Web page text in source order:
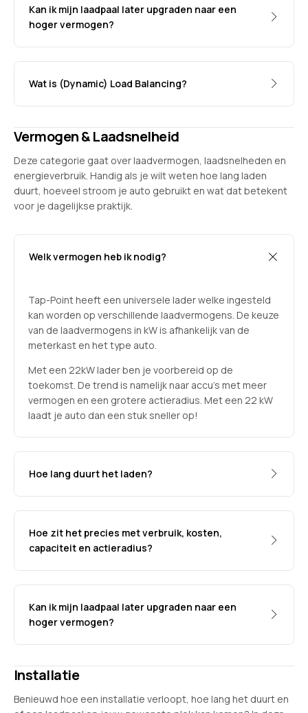
Kan ik mijn laadpaal later upgraden naar een
hoger vermogen?
Wat is (Dynamic) Load Balancing?
Vermogen & Laadsnelheid
Deze categorie gaat over laadvermogen, laadsnelheden en
energieverbruik. Handig als je wilt weten hoe lang laden
duurt, hoeveel stroom je auto gebruikt en wat dat betekent
voor je dagelijkse praktijk.
Welk vermogen heb ik nodig?
Tap-Point heeft een universele lader welke ingesteld
kan worden op verschillende laadvermogens. De keuze
van de laadvermogens in kW is afhankelijk van de
meterkast en het type auto.
Met een 22kW lader ben je voorbereid op de
toekomst. De trend is namelijk naar accu’s met meer
vermogen en een grotere actieradius. Met een 22 kW
laadt je auto dan een stuk sneller op!
Hoe lang duurt het laden?
Hoe zit het precies met verbruik, kosten,
capaciteit en actieradius?
Kan ik mijn laadpaal later upgraden naar een
hoger vermogen?
Installatie
Benieuwd hoe een installatie verloopt, hoe lang het duurt en